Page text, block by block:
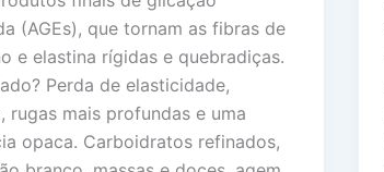
(AGEs), que tornam as fibras de
e elastina rígidas e quebradiças.
Perda de elasticidade,
rugas mais profundas e uma
opaca. Carboidratos refinados,